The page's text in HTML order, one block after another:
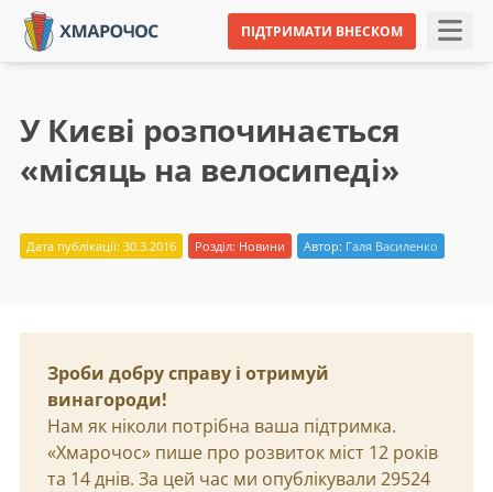
ПІДТРИМАТИ ВНЕСКОМ
У Києві розпочинається
«місяць на велосипеді»
Дата публікації: 30.3.2016 Розділ: Новини Автор: Галя Василенко
Зроби добру справу і отримуй
винагороди!
Нам як ніколи потрібна ваша підтримка.
«Хмарочос» пише про розвиток міст 12 років
та 14 днів. За цей час ми опублікували 29524